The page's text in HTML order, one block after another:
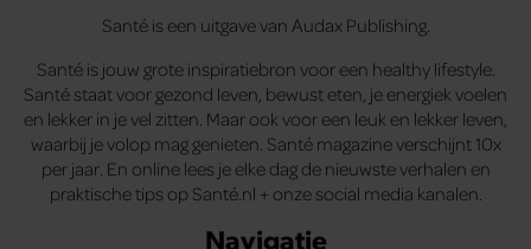
Santé is een uitgave van Audax Publishing.
Santé is jouw grote inspiratiebron voor een healthy lifestyle.
Santé staat voor gezond leven, bewust eten, je energiek voelen
en lekker in je vel zitten. Maar ook voor een leuk en lekker leven,
waarbij je volop mag genieten. Santé magazine verschijnt 10x
per jaar. En online lees je elke dag de nieuwste verhalen en
praktische tips op Santé.nl + onze social media kanalen.
Navigatie